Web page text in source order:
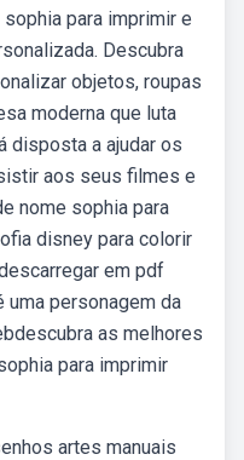
para imprimir e
Descubra
objetos, roupas
moderna que luta
disposta a ajudar os
aos seus filmes e
nome sophia para
disney para colorir
em pdf
personagem da
as melhores
para imprimir
artes manuais